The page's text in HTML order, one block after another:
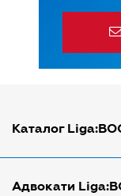
Каталог
Адвокати